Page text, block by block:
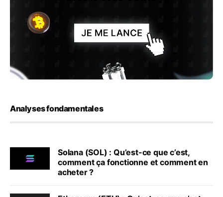
Analyses fondamentales
Solana (SOL) : Qu’est-ce que c’est,
comment ça fonctionne et comment en
acheter ?